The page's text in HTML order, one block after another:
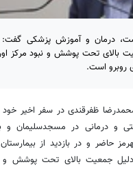
درمان و آموزش پزشکی گفت:
بالای تحت پوشش و نبود مرکز
روبرو است.
ظفرقندی در سفر اخیر
و درمانی در مسجدسلیمان و
حاضر و در بازدید از بیمارستان
دلیل جمعیت بالای تحت پوشش و